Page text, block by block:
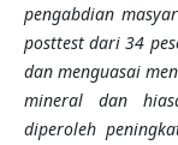
pengabdian
posttest dari 34
danmenguasai
mineral dan
diperoleh